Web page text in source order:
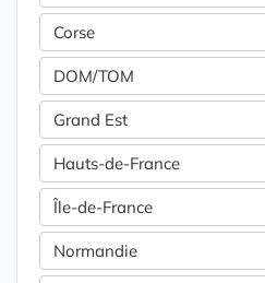
Corse
DOM/TOM
Grand Est
Hauts-de-France
Île-de-France
Normandie